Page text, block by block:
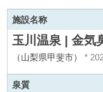
施設名称
玉川温泉 | 金気
（山梨県甲斐市） *
泉質